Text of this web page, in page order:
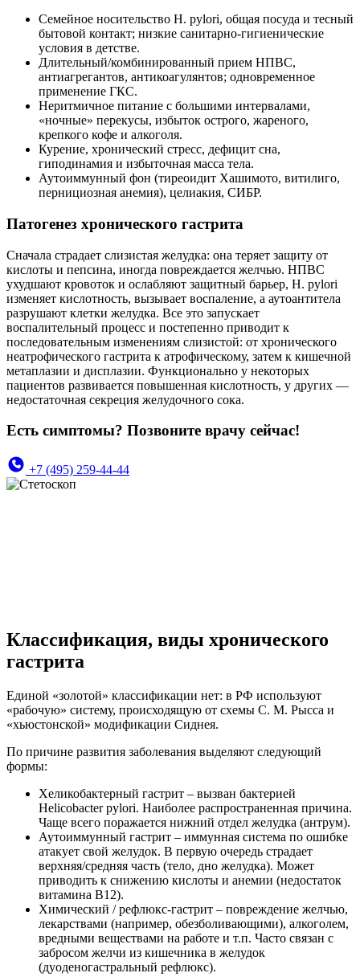
Семейное носительство H. pylori, общая посуда и тесный
бытовой контакт; низкие санитарно-гигиенические
условия в детстве.
Длительный/комбинированный прием НПВС,
антиагрегантов, антикоагулянтов; одновременное
применение ГКС.
Неритмичное питание с большими интервалами,
«ночные» перекусы, избыток острого, жареного,
крепкого кофе и алкоголя.
Курение, хронический стресс, дефицит сна,
гиподинамия и избыточная масса тела.
Аутоиммунный фон (тиреоидит Хашимото, витилиго,
пернициозная анемия), целиакия, СИБР.
Патогенез хронического гастрита
Сначала страдает слизистая желудка: она теряет защиту от
кислоты и пепсина, иногда повреждается желчью. НПВС
ухудшают кровоток и ослабляют защитный барьер, H. pylori
изменяет кислотность, вызывает воспаление, а аутоантитела
разрушают клетки желудка. Все это запускает
воспалительный процесс и постепенно приводит к
последовательным изменениям слизистой: от хронического
неатрофического гастрита к атрофическому, затем к кишечной
метаплазии и дисплазии. Функционально у некоторых
пациентов развивается повышенная кислотность, у других —
недостаточная секреция желудочного сока.
Есть симптомы? Позвоните врачу сейчас!
+7 (495) 259-44-44
Классификация, виды хронического
гастрита
Единой «золотой» классификации нет: в РФ используют
«рабочую» систему, происходящую от схемы С. М. Рысса и
«хьюстонской» модификации Сиднея.
По причине развития заболевания выделяют следующий
формы:
Хеликобактерный гастрит – вызван бактерией
Helicobacter pylori. Наиболее распространенная причина.
Чаще всего поражается нижний отдел желудка (антрум).
Аутоиммунный гастрит – иммунная система по ошибке
атакует свой желудок. В первую очередь страдает
верхняя/средняя часть (тело, дно желудка). Может
приводить к снижению кислоты и анемии (недостаток
витамина B12).
Химический / рефлюкс-гастрит – повреждение желчью,
лекарствами (например, обезболивающими), алкоголем,
вредными веществами на работе и т.п. Часто связан с
забросом желчи из кишечника в желудок
(дуоденогастральный рефлюкс).